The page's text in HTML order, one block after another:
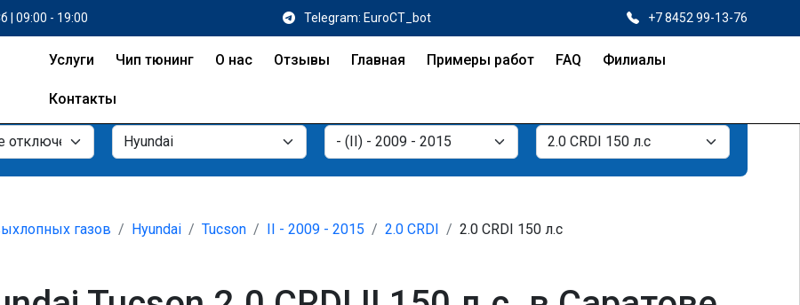
| 09:00 - 19:00 Telegram: EuroCT_bot +7 8452 99-13-76
Услуги Чип тюнинг О нас Отзывы Главная Примеры работ FAQ Филиалы
Контакты
газов Hyundai Tucson II - 2009 - 2015 2.0 CRDI 2.0 CRDI 150 л.с